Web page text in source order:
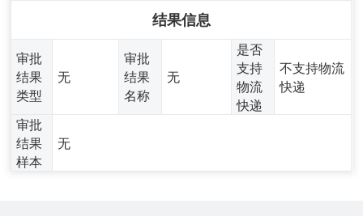
结果信息
审批
结果
类型
无
审批
结果
名称
无
是否
支持
物流
快递
不支持物流
快递
审批
结果
样本
无